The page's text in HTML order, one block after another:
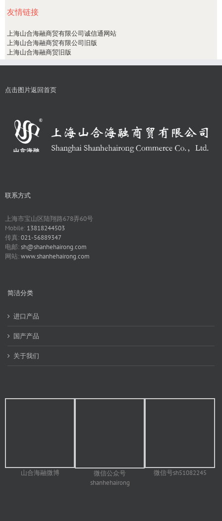
友情链接
上海山合海融商贸有限公司诚信通网站
上海山合海融商贸有限公司旧版
上海山合海融商贸旧版
点击图片返回首页
联系方式
上海市宝山区陆翔路678弄60号
Mobile: 13818244503
传真:021-56889347
电邮:sh@shanhehairong.com
网站:www.shanhehairong.com
简洁分类
进口产品
国产产品
关于我们
山合海融微博
微信公众号
shanhehairong
微信号sh51082245